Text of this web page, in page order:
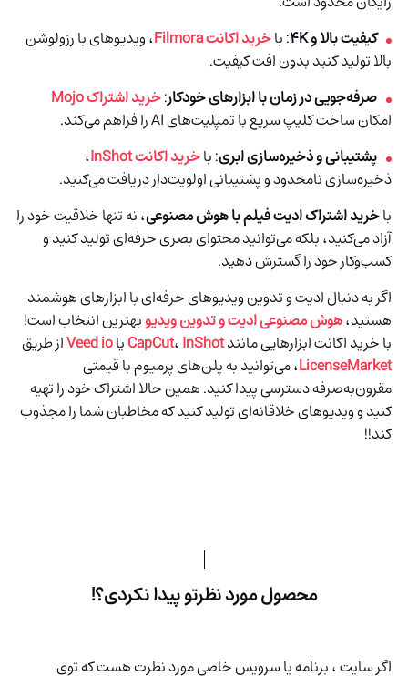
کیفیت بالا و 4K
: باخرید اکانت Filmora
، ویدیوهای با رزولوشن
بالا تولید کنید بدون افت کیفیت.
صرفه‌جویی در زمان با ابزارهای خودکار:خرید اشتراک Mojo
امکان ساخت کلیپ سریع با تمپلیت‌های AI را فراهم می‌کند.
پشتیبانی و ذخیره‌سازی ابری: باخرید اکانت InShot
،
ذخیره‌سازی نامحدود و پشتیبانی اولویت‌دار دریافت می‌کنید.
باخرید اشتراک ادیت فیلم با هوش مصنوعی، نه تنها خلاقیت خود را
آزاد می‌کنید، بلکه می‌توانید محتوای بصری حرفه‌ای تولید کنید و
کسب‌وکار خود را گسترش دهید.
اگر به دنبال ادیت و تدوین ویدیوهای حرفه‌ای با ابزارهای هوشمند
هستید،هوش مصنوعی ادیت و تدوین ویدیوبهترین انتخاب است!
با خرید اکانت ابزارهایی مانند
CapCut، InShot یاVeed ioاز طریق
LicenseMarket، می‌توانید به پلن‌های پرمیوم با قیمتی
مقرون‌به‌صرفه دسترسی پیدا کنید. همین حالا اشتراک خود را تهیه
کنید و ویدیوهای خلاقانه‌ای تولید کنید که مخاطبان شما را مجذوب
کند!!
محصول مورد نظرتو پیدا نکردی؟!
اگر سایت ، برنامه یا سرویس خاصی مورد نظرت هست که توی